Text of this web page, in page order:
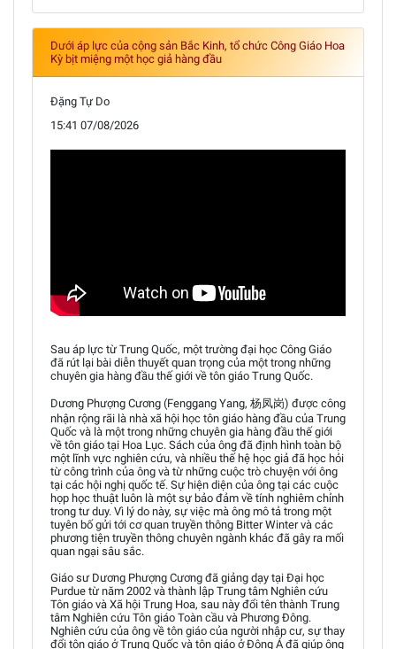
Dưới áp lực của cộng sản Bắc Kinh, tổ chức Công Giáo Hoa
Kỳ bịt miệng một học giả hàng đầu
Đặng Tự Do
15:41 07/08/2026
Sau áp lực từ Trung Quốc, một trường đại học Công Giáo
đã rút lại bài diễn thuyết quan trọng của một trong những
chuyên gia hàng đầu thế giới về tôn giáo Trung Quốc.
Dương Phượng Cương (Fenggang Yang, 杨凤岗) được công
nhận rộng rãi là nhà xã hội học tôn giáo hàng đầu của Trung
Quốc và là một trong những chuyên gia hàng đầu thế giới
về tôn giáo tại Hoa Lục. Sách của ông đã định hình toàn bộ
một lĩnh vực nghiên cứu, và nhiều thế hệ học giả đã học hỏi
từ công trình của ông và từ những cuộc trò chuyện với ông
tại các hội nghị quốc tế. Sự hiện diện của ông tại các cuộc
họp học thuật luôn là một sự bảo đảm về tính nghiêm chỉnh
trong tư duy. Vì lý do này, sự việc mà ông mô tả trong một
tuyên bố gửi tới cơ quan truyền thông Bitter Winter và các
phương tiện truyền thông chuyên ngành khác đã gây ra mối
quan ngại sâu sắc.
Giáo sư Dương Phượng Cương đã giảng dạy tại Đại học
Purdue từ năm 2002 và thành lập Trung tâm Nghiên cứu
Tôn giáo và Xã hội Trung Hoa, sau này đổi tên thành Trung
tâm Nghiên cứu Tôn giáo Toàn cầu và Phương Đông.
Nghiên cứu của ông về tôn giáo của người nhập cư, sự thay
đổi tôn giáo ở Trung Quốc và tôn giáo ở Đông Á đã giúp ông